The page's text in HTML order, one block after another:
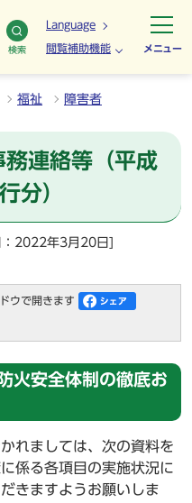
検索
Language
閲覧補助機能 メニュー
福祉 障害者
連絡等（平成
分）
：2022年3月20日]
ウで開きます
火安全体制の徹底お
れましては、次の資料を
係る各項目の実施状況に
きますようお願いしま